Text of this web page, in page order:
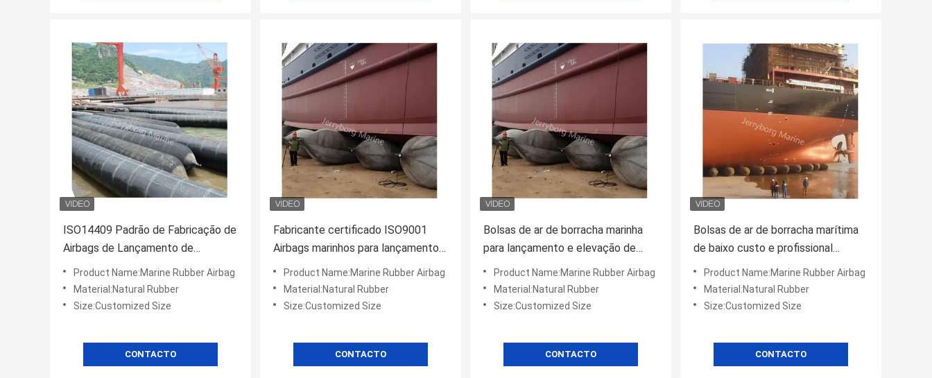
ISO14409 Padrão de Fabricação de
Airbags de Lançamento de
Borracha Marinha de Alto
Desempenho
Product Name:Marine Rubber Airbag
Material:Natural Rubber
Size:Customized Size
CONTACTO
Fabricante certificado ISO9001
Airbags marinhos para lançamento
de navios
Product Name:Marine Rubber Airbag
Material:Natural Rubber
Size:Customized Size
CONTACTO
Bolsas de ar de borracha marinha
para lançamento e elevação de
navios com a norma ISO14409
Product Name:Marine Rubber Airbag
Material:Natural Rubber
Size:Customized Size
CONTACTO
Bolsas de ar de borracha marítima
de baixo custo e profissional
aprovadas pela ISO para o
lançamento e levantamento de
navios
Product Name:Marine Rubber Airbag
Material:Natural Rubber
Size:Customized Size
CONTACTO